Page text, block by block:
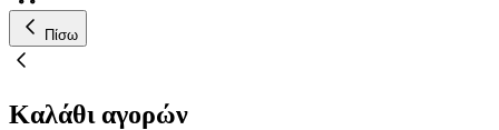
Πίσω
Καλάθι αγορών